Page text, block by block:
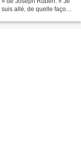
suis allé, de quelle façon